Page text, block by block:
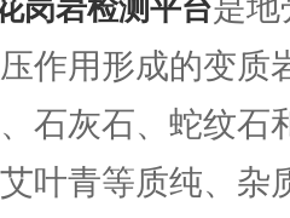
岗岩检测平台是地
作用形成的变质
石灰石、蛇纹石
叶青等质纯、杂